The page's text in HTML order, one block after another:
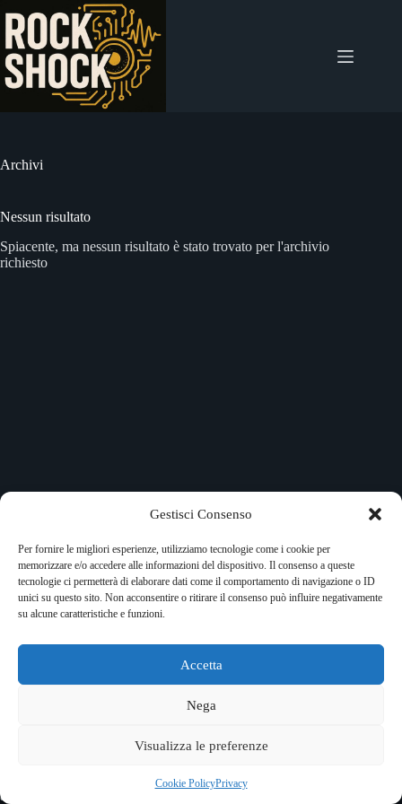
Gestisci Consenso
Per fornire le migliori esperienze, utilizziamo tecnologie come i cookie per
memorizzare e/o accedere alle informazioni del dispositivo. Il consenso a queste
tecnologie ci permetterà di elaborare dati come il comportamento di navigazione o ID
unici su questo sito. Non acconsentire o ritirare il consenso può influire negativamente
su alcune caratteristiche e funzioni.
Accetta
Nega
Visualizza le preferenze
Cookie PolicyPrivacy
contenuto
Archivi
Nessun risultato
Spiacente, ma nessun risultato è stato trovato per l'archivio
richiesto
Copyright © 2026 RockShock - © Massimo Garofalo. C.F.
GRFMSM65R24A662Q. Qualsiasi tipo di riproduzione è
vietata se non preventivamente autorizzata. RockShock non
senza alcuna periodicità. Non può pertanto considerarsi un
autore è direttamente responsabile di ciò che scrive negli
articoli e nei commenti.